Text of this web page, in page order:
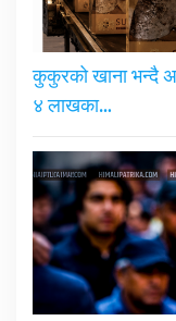
कुकुरको खाना भन्दै
४ लाखका…